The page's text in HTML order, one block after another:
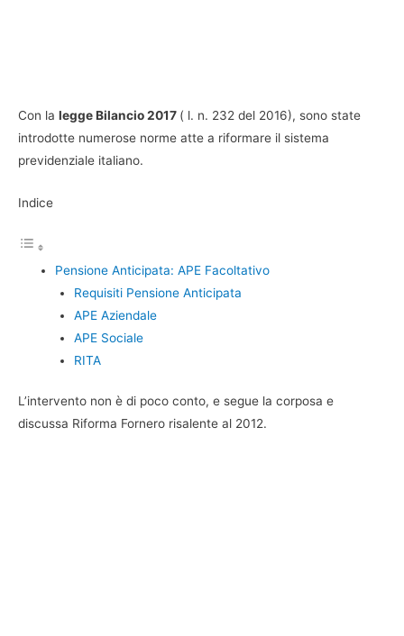
Con la legge Bilancio 2017 ( l. n. 232 del 2016), sono state
introdotte numerose norme atte a riformare il sistema
previdenziale italiano.
Indice
Pensione Anticipata: APE Facoltativo
Requisiti Pensione Anticipata
APE Aziendale
APE Sociale
RITA
L’intervento non è di poco conto, e segue la corposa e
discussa Riforma Fornero risalente al 2012.